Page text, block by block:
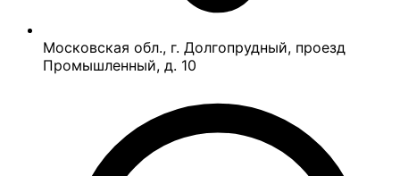
Московская обл., г. Долгопрудный, проезд
Промышленный, д. 10